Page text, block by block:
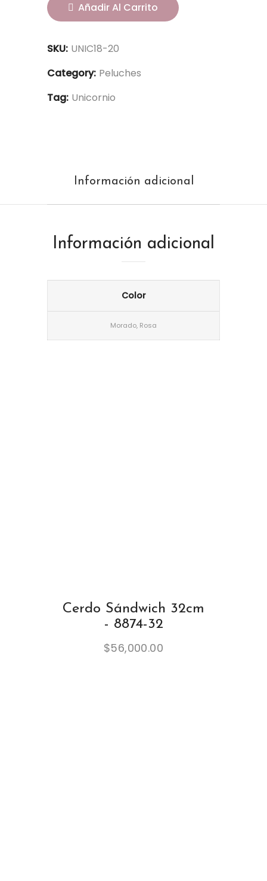
Añadir Al Carrito
SKU: UNIC18-20
Category: Peluches
Tag: Unicornio
Información adicional
Información adicional
Color
Morado, Rosa
Cerdo Sándwich 32cm
- 8874-32
$56,000.00